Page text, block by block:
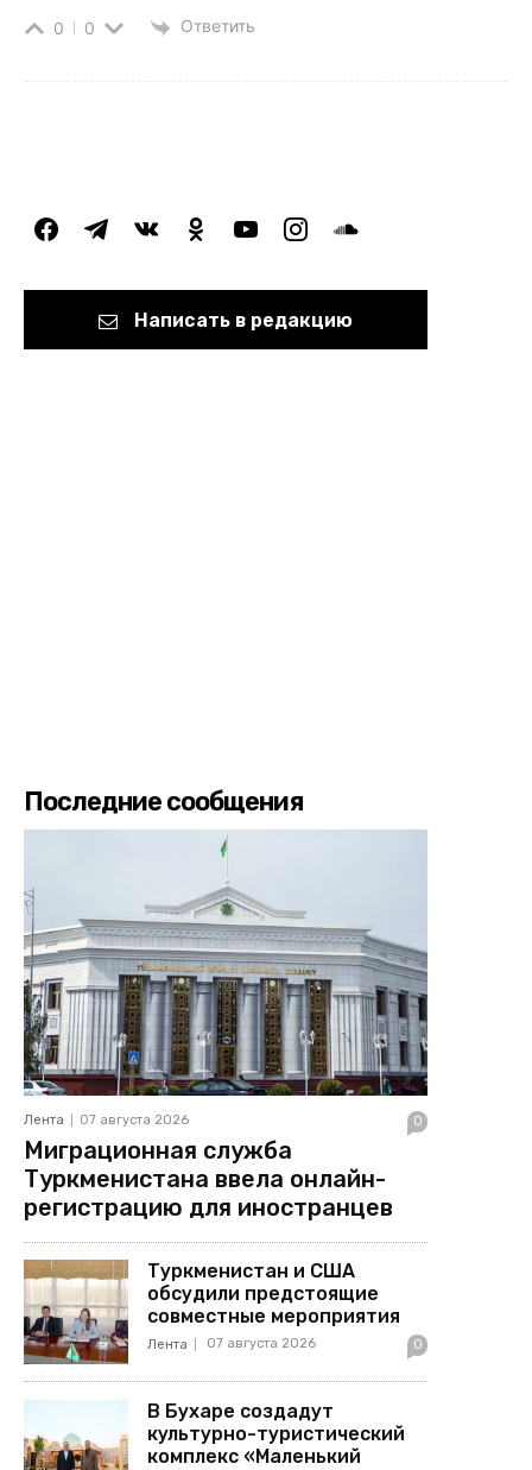
0 0 Ответить
facebooktelegramvkontakteodnoklassniki
youtubeinstagramsoundcloud
Написать в редакцию
Последние сообщения
Лента 07 августа 2026 0
Миграционная служба
Туркменистана ввела онлайн-
регистрацию для иностранцев
Туркменистан и США
обсудили предстоящие
совместные мероприятия
Лента 07 августа 2026 0
В Бухаре создадут
культурно-туристический
комплекс «Маленький